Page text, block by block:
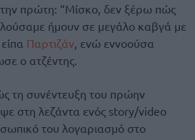
πρώτη: “Μίσκο, δεν ξέρω πώς
ήμουν σε μεγάλο καβγά με
Παρτιζάν, ενώ εννοούσα
ο ατζέντης.
τη συνέντευξη του πρώην
στη λεζάντα ενός story/video
του λογαριασμό στο